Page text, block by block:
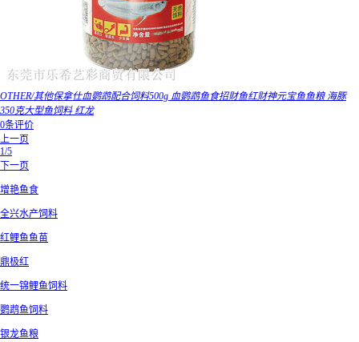
OTHER/其他保拿仕血鹦鹉配合饲料500g 血鹦鹉鱼食招财鱼红财神元宝鱼鱼粮 海豚
350克大型鱼饲料 红龙
0条评价
上一页
1/5
下一页
增艳鱼食
全兴水产饲料
红鲤鱼鱼苗
鼎极红
统一锦鲤鱼饲料
鹦鹉鱼饲料
银龙鱼粮